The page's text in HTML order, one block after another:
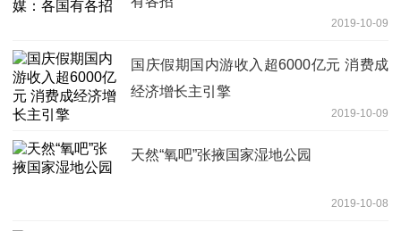
2019-10-09
国庆假期国内游收入超6000亿元 消费成
经济增长主引擎
2019-10-09
天然“氧吧”张掖国家湿地公园
2019-10-08